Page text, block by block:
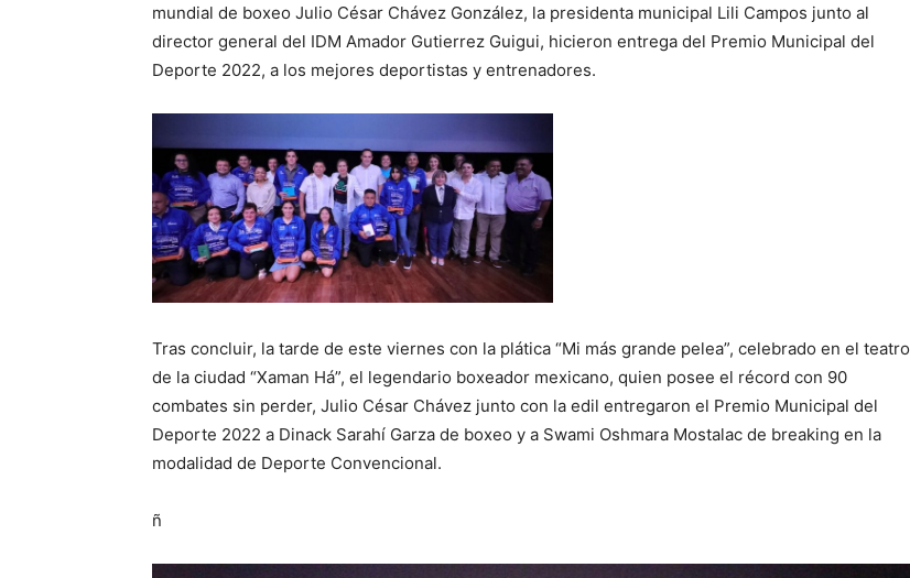
mundial de boxeo Julio César Chávez González, la presidenta municipal Lili Campos junto al
director general del IDM Amador Gutierrez Guigui, hicieron entrega del Premio Municipal del
Deporte 2022, a los mejores deportistas y entrenadores.
Tras concluir, la tarde de este viernes con la plática “Mi más grande pelea”, celebrado en el teatro
de la ciudad “Xaman Há”, el legendario boxeador mexicano, quien posee el récord con 90
combates sin perder, Julio César Chávez junto con la edil entregaron el Premio Municipal del
Deporte 2022 a Dinack Sarahí Garza de boxeo y a Swami Oshmara Mostalac de breaking en la
modalidad de Deporte Convencional.
ñ